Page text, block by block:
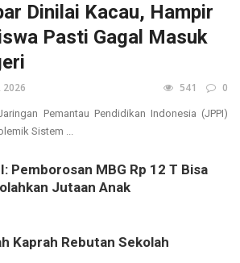
Dinilai Kacau, Hampir
Pasti Gagal Masuk
2026 541 0
Pemantau Pendidikan Indonesia (JPPI)
Sistem ...
Pemborosan MBG Rp 12 T Bisa
Jutaan Anak
Kaprah Rebutan Sekolah